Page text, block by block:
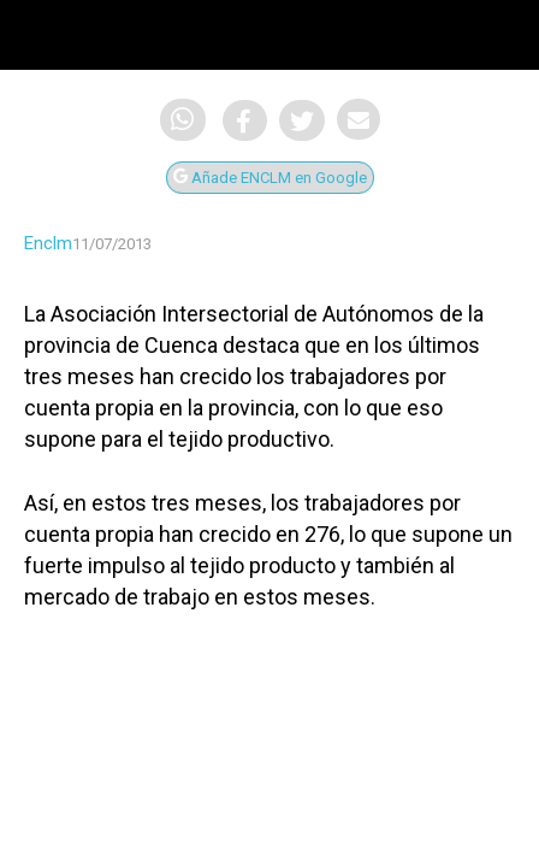
Añade ENCLM en Google
Enclm11/07/2013
La Asociación Intersectorial de Autónomos de la
provincia de Cuenca destaca que en los últimos
tres meses han crecido los trabajadores por
cuenta propia en la provincia, con lo que eso
supone para el tejido productivo.
Así, en estos tres meses, los trabajadores por
cuenta propia han crecido en 276, lo que supone un
fuerte impulso al tejido producto y también al
mercado de trabajo en estos meses.